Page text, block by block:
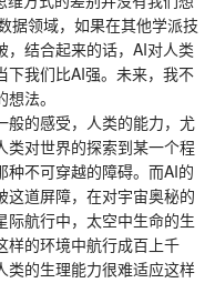
据领域，如果在其他学派技
，结合起来的话，AI对人类
下我们比AI强。未来，我不
法。
的感受，人类的能力，尤
类对世界的探索到某一个程
种不可穿越的障碍。而AI的
这道屏障，在对宇宙奥秘的
际航行中，太空中生命的生
样的环境中航行成百上千
类的生理能力很难适应这样